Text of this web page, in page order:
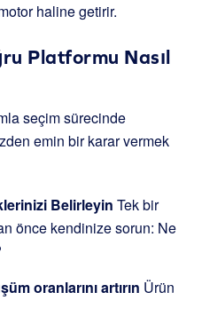
haline getirir.
Platformu Nasıl
seçim sürecinde
emin bir karar vermek
Belirleyin Tek bir
önce kendinize sorun: Ne
oranlarını artırın Ürün